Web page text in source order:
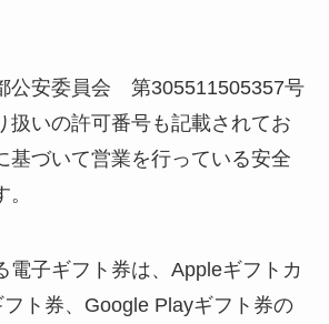
公安委員会 第305511505357号
扱いの許可番号も記載されてお
基づいて営業を行っている安全
電子ギフト券は、Appleギフトカ
ト券、Google Playギフト券の